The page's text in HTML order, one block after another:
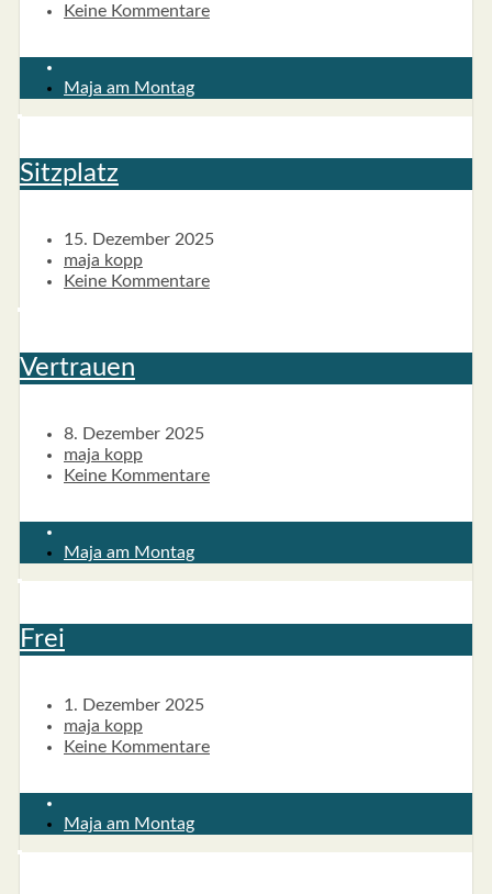
Keine Kommentare
Maja am Montag
Sitz­platz
15. Dezember 2025
maja kopp
Keine Kommentare
Ver­trau­en
8. Dezember 2025
maja kopp
Keine Kommentare
Maja am Montag
Frei
1. Dezember 2025
maja kopp
Keine Kommentare
Maja am Montag